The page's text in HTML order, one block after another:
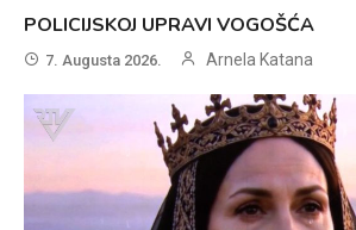
POLICIJSKOJ UPRAVI VOGOŠĆA
7. Augusta 2026. Arnela Katana